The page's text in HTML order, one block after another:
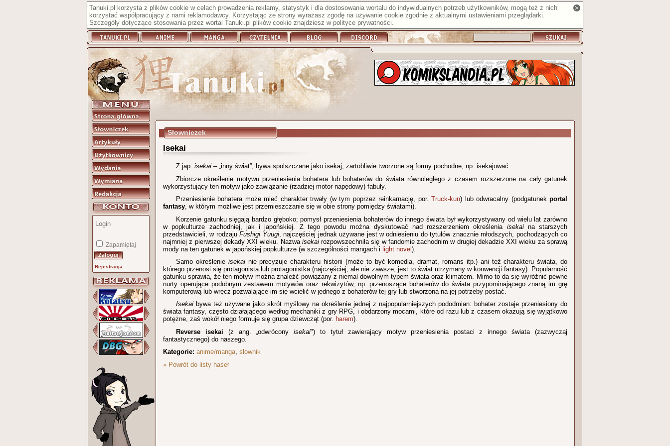
Tanuki.pl korzysta z plików cookie w celach prowadzenia reklamy, statystyk i dla dostosowania wortalu do indywidualnych potrzeb użytkowników, mogą też z nich
korzystać współpracujący z nami reklamodawcy. Korzystając ze strony wyrażasz zgodę na używanie cookie zgodnie z aktualnymi ustawieniami przeglądarki.
Szczegóły dotyczące stosowania przez wortal Tanuki.pl plików cookie znajdziesz w polityce prywatności.
Zapamiętaj
Rejestracja
Słowniczek
Isekai
Z jap. isekai – „inny świat”; bywa spolszczane jako isekaj; żartobliwie tworzone są formy pochodne, np. isekajować.
Zbiorcze określenie motywu przeniesienia bohatera lub bohaterów do świata równoległego z czasem rozszerzone na cały gatunek
wykorzystujący ten motyw jako zawiązanie (rzadziej motor napędowy) fabuły.
Przeniesienie bohatera może mieć charakter trwały (w tym poprzez reinkarnację, por.Truck­‑kun) lub odwracalny (podgatunekportal
fantasy, w którym możliwe jest przemieszczanie się w obie strony pomiędzy światami).
Korzenie gatunku sięgają bardzo głęboko; pomysł przeniesienia bohaterów do innego świata był wykorzystywany od wielu lat zarówno
w popkulturze zachodniej, jak i japońskiej. Z tego powodu można dyskutować nad rozszerzeniem określenia isekaina starszych
przedstawicieli, w rodzajuFushigi Yuugi, najczęściej jednak używane jest w odniesieniu do tytułów znacznie młodszych, pochodzących co
najmniej z pierwszej dekady XXI wieku. Nazwa isekairozpowszechniła się w fandomie zachodnim w drugiej dekadzie XXI wieku za sprawą
mody na ten gatunek w japońskiej popkulturze (w szczególności mangach i light novel).
Samo określenie isekainie precyzuje charakteru historii (może to być komedia, dramat, romans itp.) ani też charakteru świata, do
którego przenosi się protagonista lub protagonistka (najczęściej, ale nie zawsze, jest to świat utrzymany w konwencji fantasy). Popularność
gatunku sprawia, że ten motyw można znaleźć powiązany z niemal dowolnym typem świata oraz klimatem. Mimo to da się wyróżnić pewne
nurty operujące podobnym zestawem motywów oraz rekwizytów, np. przenoszące bohaterów do świata przypominającego znaną im grę
komputerową lub wręcz pozwalające im się wcielić w jednego z bohaterów tej gry lub stworzoną na jej potrzeby postać.
Isekai bywa też używane jako skrót myślowy na określenie jednej z najpopularniejszych pododmian: bohater zostaje przeniesiony do
świata fantasy, często działającego według mechaniki z gry RPG, i obdarzony mocami, które od razu lub z czasem okazują się wyjątkowo
potężne, zaś wokół niego formuje się grupa dziewcząt (por. harem).
Reverse isekai (z ang. „odwróconyisekai") to tytuł zawierający motyw przeniesienia postaci z innego świata (zazwyczaj
fantastycznego) do naszego.
Kategorie: anime/manga, słownik
» Powrót do listy haseł